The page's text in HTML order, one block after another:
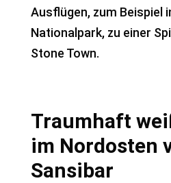
Ausflügen, zum Beispiel
Nationalpark, zu einer
Stone Town.
Traumhaft
im Nordosten
Sansibar